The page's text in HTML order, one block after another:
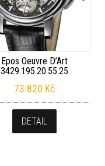
Epos Oeuvre D’Art
3429.195.20.55.25
73 820 Kč
DETAIL